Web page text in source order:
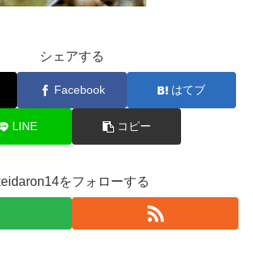
シェアする
Facebook はてブ
LINE コピー
をフォローする